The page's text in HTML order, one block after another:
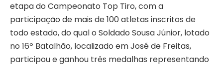
etapa do Campeonato Top Tiro, com a
participação de mais de 100 atletas inscritos de
todo estado, do qual o Soldado Sousa Júnior, lotado
no 16º Batalhão, localizado em José de Freitas,
participou e ganhou três medalhas representando